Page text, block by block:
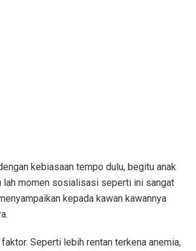
kebiasaan tempo dulu, begitu anak
lah momen sosialisasi seperti ini sangat
kepada kawan kawannya
Seperti lebih rentan terkena anemia,